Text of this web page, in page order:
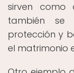
sirven como
también se
protección y
el matrimonio